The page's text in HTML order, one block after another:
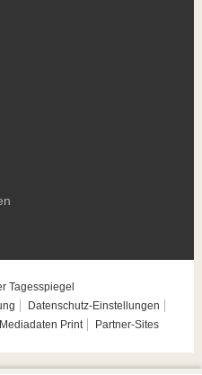
Tagesspiegel
Datenschutz-Einstellungen
Mediadaten Print Partner-Sites